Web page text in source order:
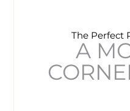
The Perfect
A